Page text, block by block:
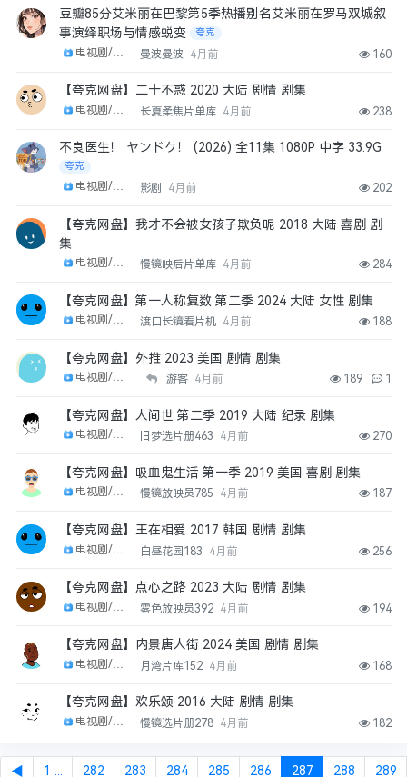
豆瓣85分艾米丽在巴黎第5季热播别名艾米丽在罗马双城叙
事演绎职场与情感蜕变
夸克
曼波曼波 4月前 160
【夸克网盘】二十不惑 2020 大陆 剧情 剧集
电视剧/剧集 长夏柔焦片单库 4月前 238
不良医生！ ヤンドク！ (2026) 全11集 1080P 中字 33.9G
夸克
电视剧/剧集 影剧 4月前 202
【夸克网盘】我才不会被女孩子欺负呢 2018 大陆 喜剧 剧
集
电视剧/剧集 慢镜映后片单库 4月前 284
【夸克网盘】第一人称复数 第二季 2024 大陆 女性 剧集
电视剧/剧集 渡口长镜看片机 4月前 188
【夸克网盘】外推 2023 美国 剧情 剧集
电视剧/剧集 游客 4月前 189 1
【夸克网盘】人间世 第二季 2019 大陆 纪录 剧集
电视剧/剧集 旧梦选片册463 4月前 270
【夸克网盘】吸血鬼生活 第一季 2019 美国 喜剧 剧集
电视剧/剧集 慢镜放映员785 4月前 187
【夸克网盘】王在相爱 2017 韩国 剧情 剧集
白昼花园183 4月前 256
【夸克网盘】点心之路 2023 大陆 剧情 剧集
雾色放映员392 4月前 194
【夸克网盘】内景唐人街 2024 美国 剧情 剧集
月湾片库152 4月前 168
【夸克网盘】欢乐颂 2016 大陆 剧情 剧集
电视剧/剧集 慢镜选片册278 4月前 182
◀ 1 ... 282 283 284 285 286 287 288 289